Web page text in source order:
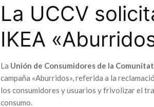
La UCCV
IKEA
La Unión de Consumidores de la
campaña «Aburridos», referida a la
los consumidores y usuarios y frivolizar el
consumo.